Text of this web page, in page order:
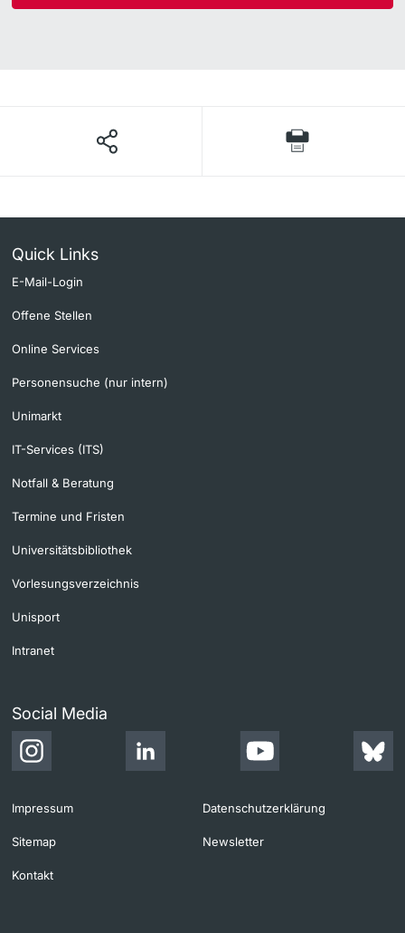
Quick Links
E-Mail-Login
Offene Stellen
Online Services
Personensuche (nur intern)
Unimarkt
IT-Services (ITS)
Notfall & Beratung
Termine und Fristen
Universitätsbibliothek
Vorlesungsverzeichnis
Unisport
Intranet
Social Media
Impressum Datenschutzerklärung
Sitemap Newsletter
Kontakt